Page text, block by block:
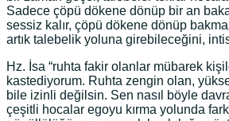
Sadece çöpü dökene dönüp bir an
sessiz kalır, çöpü dökene dönüp
artık talebelik yoluna girebileceğini,
Hz. İsa “ruhta fakir olanlar mübarek
kastediyorum. Ruhta zengin olan,
bile izinli değilsin. Sen nasıl böyle
çeşitli hocalar egoyu kırma yolunda